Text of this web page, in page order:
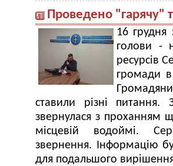
Проведено "гарячу"
16 грудня
голови -
ресурсів
громади в
ставили різні
звернулася з проханням
місцевій водоймі.
звернення. Інформацію
для подальшого